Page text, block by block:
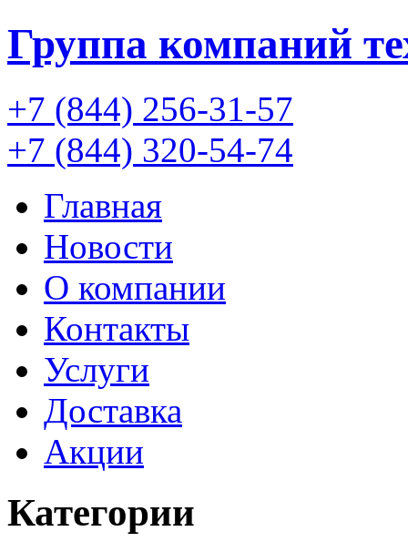
Группа компаний
+7 (844) 256-31-57
+7 (844) 320-54-74
Главная
Новости
О компании
Контакты
Услуги
Доставка
Акции
Категории